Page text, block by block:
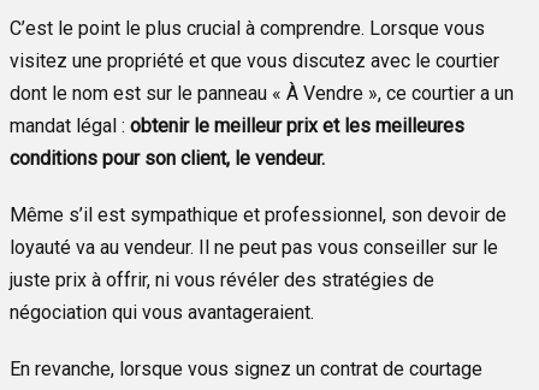
C’est le point le plus crucial à comprendre. Lorsque vous
visitez une propriété et que vous discutez avec le courtier
dont le nom est sur le panneau « À Vendre », ce courtier a un
mandat légal : obtenir le meilleur prix et les meilleures
conditions pour son client, le vendeur.
Même s’il est sympathique et professionnel, son devoir de
loyauté va au vendeur. Il ne peut pas vous conseiller sur le
juste prix à offrir, ni vous révéler des stratégies de
négociation qui vous avantageraient.
En revanche, lorsque vous signez un contrat de courtage